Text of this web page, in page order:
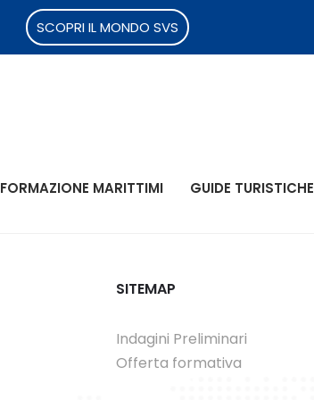
SCOPRI IL MONDO SVS
FORMAZIONE MARITTIMI GUIDE TURISTICHE
SITEMAP
Indagini Preliminari
Offerta formativa